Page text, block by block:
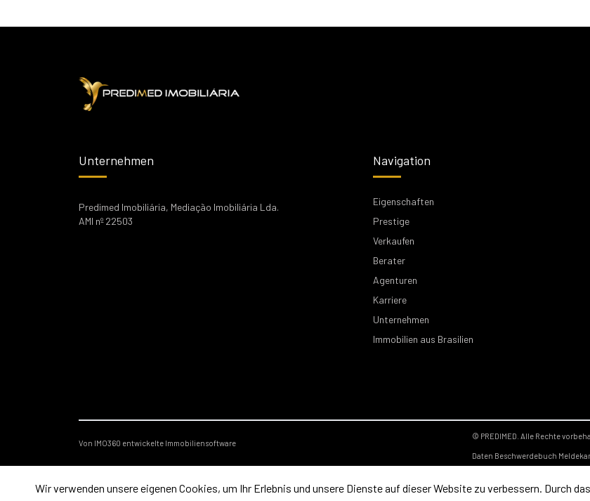
Unternehmen
Predimed Imobiliária, Mediação Imobiliária Lda.
AMI nº 22503
Navigation
Eigenschaften
Prestige
Verkaufen
Berater
Agenturen
Karriere
Unternehmen
Immobilien aus Brasilien
Von IMO360 entwickelte Immobiliensoftware
© PREDIMED. Alle Rechte
Daten Beschwerdebuch
Wir verwenden unsere eigenen Cookies, um Ihr Erlebnis und unsere Dienste auf dieser Website zu verbessern. Durch